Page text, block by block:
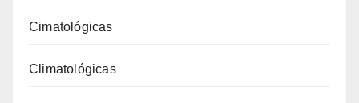
Cimatológicas
Climatológicas